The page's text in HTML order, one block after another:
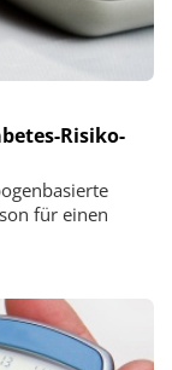
Risiko-
für einen